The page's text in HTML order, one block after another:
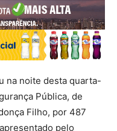
na noite desta quarta-
Pública, de
Filho, por 487
pelo